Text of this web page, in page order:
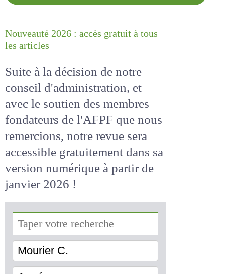
Nouveauté 2026 : accès gratuit à
Suite à la décision de notre
conseil d'administration, et
avec le soutien des membres
fondateurs de l'AFPF que nous
remercions, notre revue sera
accessiblegratuitementdans
sa version numérique
de janvier 2026 !
Mourier C.